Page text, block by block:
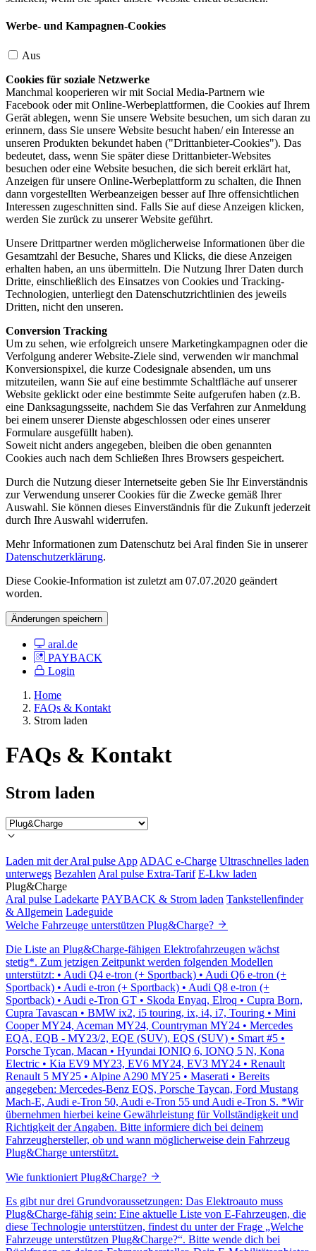
Werbe- und Kampagnen-Cookies
Aus
Cookies für soziale Netzwerke
Manchmal kooperieren wir mit Social Media-Partnern wie
Facebook oder mit Online-Werbeplattformen, die Cookies auf Ihrem
Gerät ablegen, wenn Sie unsere Website besuchen, um sich daran zu
erinnern, dass Sie unsere Website besucht haben/ ein Interesse an
unseren Produkten bekundet haben ("Drittanbieter-Cookies"). Das
bedeutet, dass, wenn Sie später diese Drittanbieter-Websites
besuchen oder eine Website besuchen, die sich bereit erklärt hat,
Anzeigen für unsere Online-Werbeplattform zu schalten, die Ihnen
dann vorgestellten Werbeanzeigen besser auf Ihre offensichtlichen
Interessen zugeschnitten sind. Falls Sie auf diese Anzeigen klicken,
werden Sie zurück zu unserer Website geführt.
Unsere Drittpartner werden möglicherweise Informationen über die
Gesamtzahl der Besuche, Shares und Klicks, die diese Anzeigen
erhalten haben, an uns übermitteln. Die Nutzung Ihrer Daten durch
Dritte, einschließlich des Einsatzes von Cookies und Tracking-
Technologien, unterliegt den Datenschutzrichtlinien des jeweils
Dritten, nicht den unseren.
Conversion Tracking
Um zu sehen, wie erfolgreich unsere Marketingkampagnen oder die
Verfolgung anderer Website-Ziele sind, verwenden wir manchmal
Konversionspixel, die kurze Codesignale absenden, um uns
mitzuteilen, wann Sie auf eine bestimmte Schaltfläche auf unserer
Website geklickt oder eine bestimmte Seite aufgerufen haben (z.B.
eine Danksagungsseite, nachdem Sie das Verfahren zur Anmeldung
bei einem unserer Dienste abgeschlossen oder eines unserer
Formulare ausgefüllt haben).
Soweit nicht anders angegeben, bleiben die oben genannten
Cookies auch nach dem Schließen Ihres Browsers gespeichert.
Durch die Nutzung dieser Internetseite geben Sie Ihr Einverständnis
zur Verwendung unserer Cookies für die Zwecke gemäß Ihrer
Auswahl. Sie können dieses Einverständnis für die Zukunft jederzeit
durch Ihre Auswahl widerrufen.
Mehr Informationen zum Datenschutz bei Aral finden Sie in unserer
Datenschutzerklärung.
Diese Cookie-Information ist zuletzt am 07.07.2020 geändert
worden.
Änderungen speichern
aral.de
PAYBACK
Login
Home
FAQs & Kontakt
Strom laden
FAQs & Kontakt
Strom laden
Laden mit der Aral pulse App ADAC e-Charge Ultraschnelles laden
unterwegs Bezahlen Aral pulse Extra-Tarif E-Lkw laden
Plug&Charge
Aral pulse Ladekarte PAYBACK & Strom laden Tankstellenfinder
& Allgemein Ladeguide
Welche Fahrzeuge unterstützen Plug&Charge?
Die Liste an Plug&Charge-fähigen Elektrofahrzeugen wächst
stetig*. Zum jetzigen Zeitpunkt werden folgenden Modellen
unterstützt: • Audi Q4 e-tron (+ Sportback) • Audi Q6 e-tron (+
Sportback) • Audi e-tron (+ Sportback) • Audi Q8 e-tron (+
Sportback) • Audi e-Tron GT • Skoda Enyaq, Elroq • Cupra Born,
Cupra Tavascan • BMW ix2, i5 touring, ix, i4, i7, Touring • Mini
Cooper MY24, Aceman MY24, Countryman MY24 • Mercedes
EQA, EQB - MY23/2, EQE (SUV), EQS (SUV) • Smart #5 •
Porsche Tycan, Macan • Hyundai IONIQ 6, IONQ 5 N, Kona
Electric • Kia EV9 MY23, EV6 MY24, EV3 MY24 • Renault
Renault 5 MY25 • Alpine A290 MY25 • Maserati • Bereits
angegeben: Mercedes-Benz EQS, Porsche Taycan, Ford Mustang
Mach-E, Audi e-Tron 50, Audi e-Tron 55 und Audi e-Tron S. *Wir
übernehmen hierbei keine Gewährleistung für Vollständigkeit und
Richtigkeit der Angaben. Bitte informiere dich bei deinem
Fahrzeughersteller, ob und wann möglicherweise dein Fahrzeug
Plug&Charge unterstützt.
Wie funktioniert Plug&Charge?
Es gibt nur drei Grundvoraussetzungen: Das Elektroauto muss
Plug&Charge-fähig sein: Eine aktuelle Liste von E-Fahrzeugen, die
diese Technologie unterstützen, findest du unter der Frage „Welche
Fahrzeuge unterstützen Plug&Charge?“. Bitte wende dich bei